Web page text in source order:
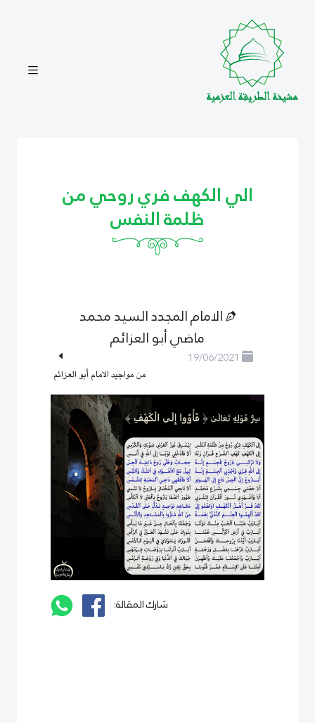
الي الكهف فري روحي من
ظلمة النفس
الامام المجدد السيد محمد
ماضي أبو العزائم
19/06/2021
من مواجيد الامام أبو العزائم
شارك المقالة: